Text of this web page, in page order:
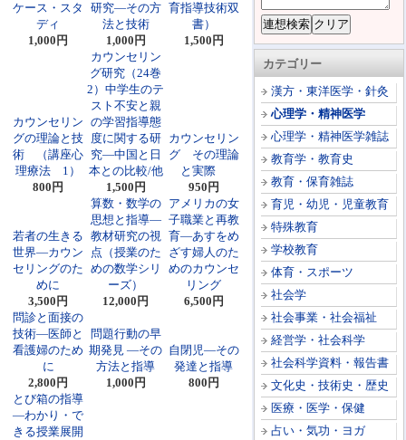
カテゴリー
漢方・東洋医学・針灸
心理学・精神医学
心理学・精神医学雑誌
教育学・教育史
教育・保育雑誌
育児・幼児・児童教育
特殊教育
学校教育
体育・スポーツ
社会学
社会事業・社会福祉
経営学・社会科学
社会科学資料・報告書
文化史・技術史・歴史
医療・医学・保健
占い・気功・ヨガ
ケース・スタ
ディ
1,000円
研究―その方
法と技術
1,000円
育指導技術双
書）
1,500円
カウンセリン
グの理論と技
術 （講座心
理療法 1）
800円
カウンセリン
グ研究（24巻
2）中学生のテ
スト不安と親
の学習指導態
度に関する研
究―中国と日
本との比較/他
1,500円
カウンセリン
グ その理論
と実際
950円
若者の生きる
世界―カウン
セリングのた
めに
3,500円
算数・数学の
思想と指導―
教材研究の視
点（授業のた
めの数学シリ
ーズ）
12,000円
アメリカの女
子職業と再教
育―あすをめ
ざす婦人のた
めのカウンセ
リング
6,500円
問診と面接の
技術―医師と
看護婦のため
に
2,800円
問題行動の早
期発見 ―その
方法と指導
1,000円
自閉児―その
発達と指導
800円
とび箱の指導
―わかり・で
きる授業展開